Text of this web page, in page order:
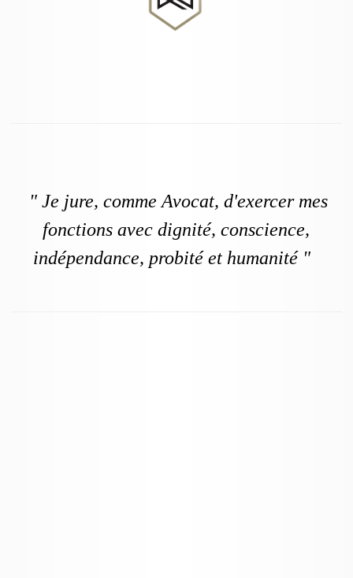
" Je jure, comme Avocat, d'exercer mes
fonctions avec dignité, conscience,
indépendance, probité et humanité "